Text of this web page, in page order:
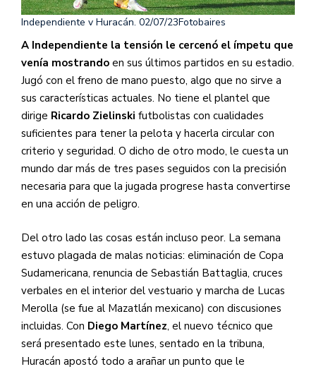
Independiente v Huracán. 02/07/23Fotobaires
A Independiente la tensión le cercenó el ímpetu que
venía mostrando en sus últimos partidos en su estadio.
Jugó con el freno de mano puesto, algo que no sirve a
sus características actuales. No tiene el plantel que
dirige Ricardo Zielinski futbolistas con cualidades
suficientes para tener la pelota y hacerla circular con
criterio y seguridad. O dicho de otro modo, le cuesta un
mundo dar más de tres pases seguidos con la precisión
necesaria para que la jugada progrese hasta convertirse
en una acción de peligro.
Del otro lado las cosas están incluso peor. La semana
estuvo plagada de malas noticias: eliminación de Copa
Sudamericana, renuncia de Sebastián Battaglia, cruces
verbales en el interior del vestuario y marcha de Lucas
Merolla (se fue al Mazatlán mexicano) con discusiones
incluidas. Con Diego Martínez, el nuevo técnico que
será presentado este lunes, sentado en la tribuna,
Huracán apostó todo a arañar un punto que le